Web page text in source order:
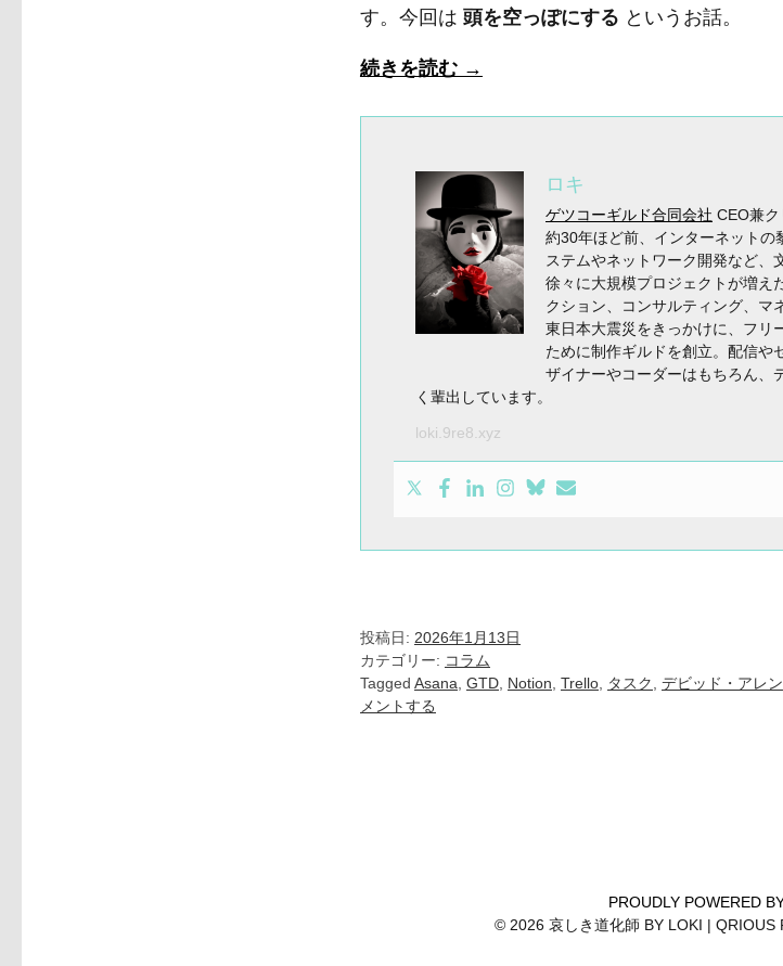
す。今回は 頭を空っぽにする というお話。
続きを読む →
ロキ
ゲツコーギルド合同会社 CEO兼
約30年ほど前、インターネットの
ステムやネットワーク開発など、
徐々に大規模プロジェクトが増え
クション、コンサルティング、マ
東日本大震災をきっかけに、フリ
ために制作ギルドを創立。配信や
ザイナーやコーダーはもちろん、
く輩出しています。
loki.9re8.xyz
投稿日: 2026年1月13日
カテゴリー: コラム
Tagged Asana GTD Notion Trello タスク デビッド・アレン
メントする
PROUDLY POWERED
© 2026 哀しき道化師 BY LOKI | QRIOUS